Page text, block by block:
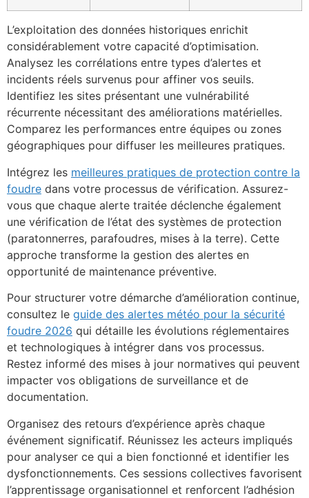
L’exploitation des données historiques enrichit
considérablement votre capacité d’optimisation.
Analysez les corrélations entre types d’alertes et
incidents réels survenus pour affiner vos seuils.
Identifiez les sites présentant une vulnérabilité
récurrente nécessitant des améliorations matérielles.
Comparez les performances entre équipes ou zones
géographiques pour diffuser les meilleures pratiques.
Intégrez les meilleures pratiques de protection contre la
foudre dans votre processus de vérification. Assurez-
vous que chaque alerte traitée déclenche également
une vérification de l’état des systèmes de protection
(paratonnerres, parafoudres, mises à la terre). Cette
approche transforme la gestion des alertes en
opportunité de maintenance préventive.
Pour structurer votre démarche d’amélioration continue,
consultez le guide des alertes météo pour la sécurité
foudre 2026 qui détaille les évolutions réglementaires
et technologiques à intégrer dans vos processus.
Restez informé des mises à jour normatives qui peuvent
impacter vos obligations de surveillance et de
documentation.
Organisez des retours d’expérience après chaque
événement significatif. Réunissez les acteurs impliqués
pour analyser ce qui a bien fonctionné et identifier les
dysfonctionnements. Ces sessions collectives favorisent
l’apprentissage organisationnel et renforcent l’adhésion
ECLAIR